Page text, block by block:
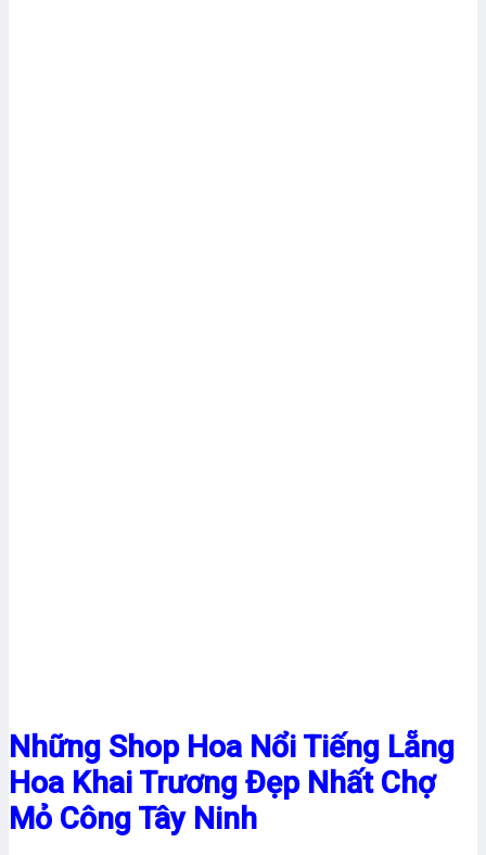
Những Shop Hoa Nổi Tiếng Lẵng
Hoa Khai Trương Đẹp Nhất Chợ
Mỏ Công Tây Ninh